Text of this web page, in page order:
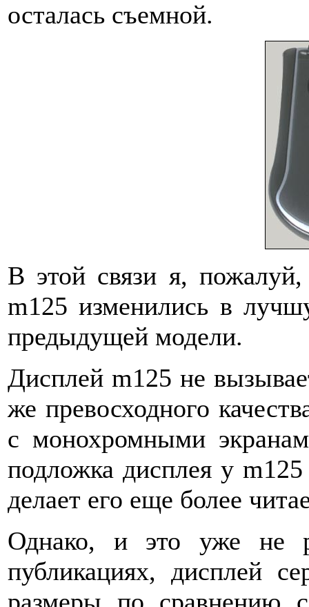
осталась съемной.
В этой связи я,
m125 изменились в
предыдущей модели.
Дисплей m125 не
же превосходного
с монохромными
подложка дисплея у
делает его еще более
Однако, и это уже не
публикациях, дисплей